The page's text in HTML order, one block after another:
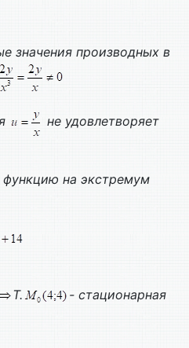
значения производных в
не удовлетворяет
функцию на экстремум
Т. - стационарная